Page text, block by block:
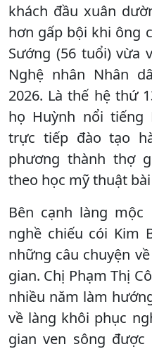
khách đầu xuân
hơn gấp bội khi ông
Sướng (56 tuổi) vừa
Nghệ nhân Nhân
2026. Là thế hệ thứ
họ Huỳnh nổi tiếng
trực tiếp đào tạo
phương thành thợ
theo học mỹ thuật
Bên cạnh làng
nghề chiếu cói Kim
những câu chuyện
gian. Chị Phạm Thị
nhiều năm làm
về làng khôi phục
gian ven sông